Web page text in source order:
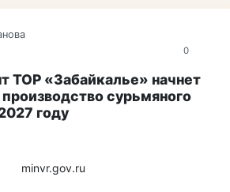
0
ТОР «Забайкалье» начнет
сурьмяного
году
minvr.gov.ru